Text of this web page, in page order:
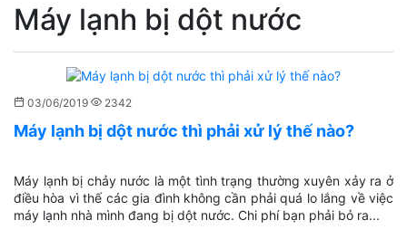
Máy lạnh bị dột nước
03/06/2019 2342
Máy lạnh bị dột nước thì phải xử lý thế nào?
Máy lạnh bị chảy nước là một tình trạng thường xuyên xảy ra ở
điều hòa vì thế các gia đình không cần phải quá lo lắng về việc
máy lạnh nhà mình đang bị dột nước. Chi phí bạn phải bỏ ra...